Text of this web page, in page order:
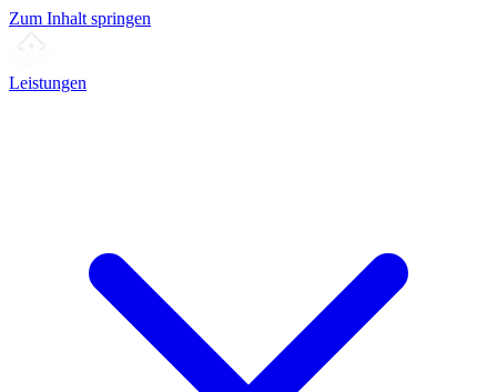
Zum Inhalt springen
Leistungen